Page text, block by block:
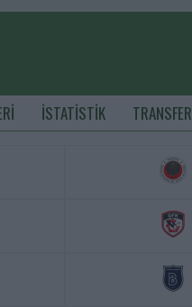
İSTATİSTİK TRANSFER